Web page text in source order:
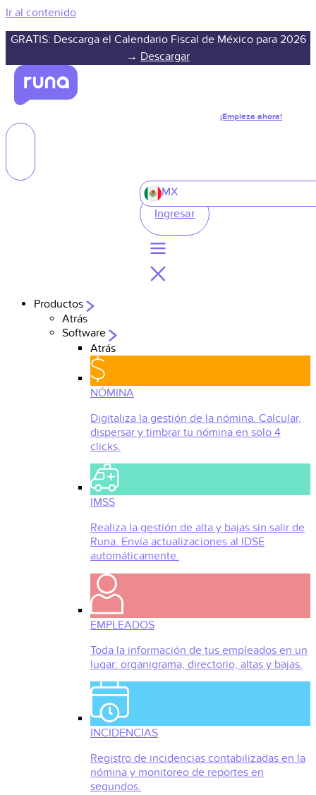
Ir al contenido
GRATIS: Descarga el Calendario Fiscal de México para 2026
→ Descargar
¡Empieza ahora!
MX
Ingresar
Productos
Atrás
Software
Atrás
NÓMINA
Digitaliza la gestión de la nómina. Calcular,
dispersar y timbrar tu nómina en solo 4
clicks.
IMSS
Realiza la gestión de alta y bajas sin salir de
Runa. Envía actualizaciones al IDSE
automáticamente.
EMPLEADOS
Toda la información de tus empleados en un
lugar: organigrama, directorio, altas y bajas.
INCIDENCIAS
Registro de incidencias contabilizadas en la
nómina y monitoreo de reportes en
segundos.